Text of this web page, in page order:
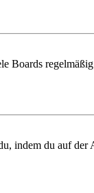
Boards
indem du auf der